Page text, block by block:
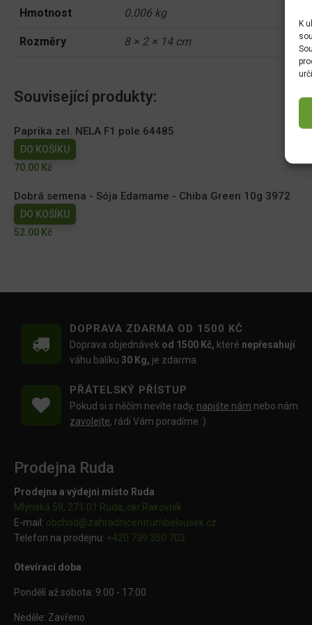
K
Hmotnost 0.006 kg
Rozměry 8 × 2 × 14 cm
Související produkty:
Paprika zel. NELA F1 pole 64485
DO KOŠÍKU
70.00 Kč
Dobrá semena - Sója Edamame - Chiba Green 10g 3972
DO KOŠÍKU
52.00 Kč
DOPRAVA ZDARMA OD 1500 KČ
Doprava objednávek od 1500 Kč, které nepřesahují
váhu balíku30 Kg, je zdarma.
PŘÁTELSKÝ PŘÍSTUP
Pokud si s něčím nevíte rady, napište nám nebo nám
zavolejte, rádi Vám poradíme :)
Prodejna Ruda
Prodejna a výdejní místo Ruda
Mlýnská 59, 271 01 Ruda, okr.Rakovník
E-mail: obchod@zahradnicentrumbelousek.cz
Telefon na prodejnu: +420 739 350 703
Otevírací doba
Pondělí až sobota: 9:00 - 17:00
Neděle: Zavřeno